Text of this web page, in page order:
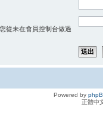
從未在會員控制台做過
Powered by
正體中